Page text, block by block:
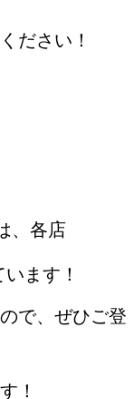
ださい！
、各店
ます！
で、ぜひご登
！